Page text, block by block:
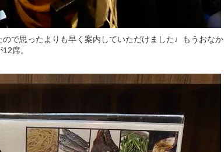
で思ったよりも早く案内していただけました♩もうおなか
席。